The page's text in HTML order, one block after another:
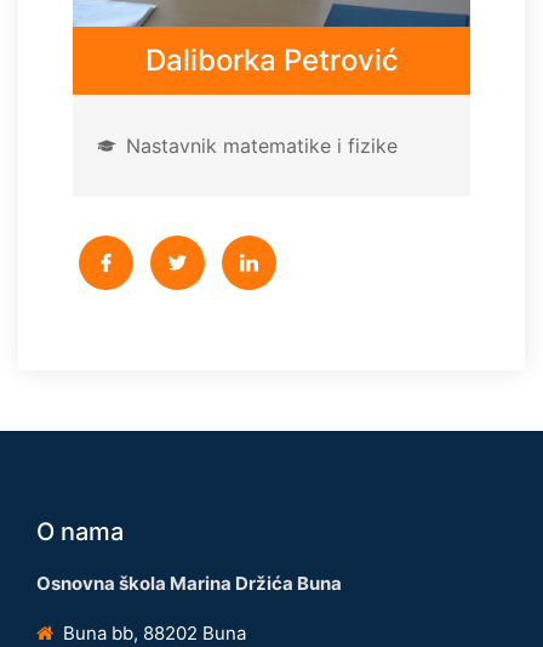
Daliborka Petrović
Nastavnik matematike i fizike
O nama
Osnovna škola Marina Držića Buna
Buna bb, 88202 Buna